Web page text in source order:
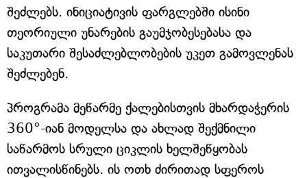
შეძლებს. ინიციატივის ფარგლებში ისინი
თეორიული უნარების გაუმჯობესებასა და
საკუთარი შესაძლებლობების უკეთ გამოვლენას
შეძლებენ.
პროგრამა მეწარმე ქალებისთვის მხარდაჭერის
360°-იან მოდელსა და ახლად შექმნილი
საწარმოს სრული ციკლის ხელშეწყობას
ითვალისწინებს. ის ოთხ ძირითად სფეროს